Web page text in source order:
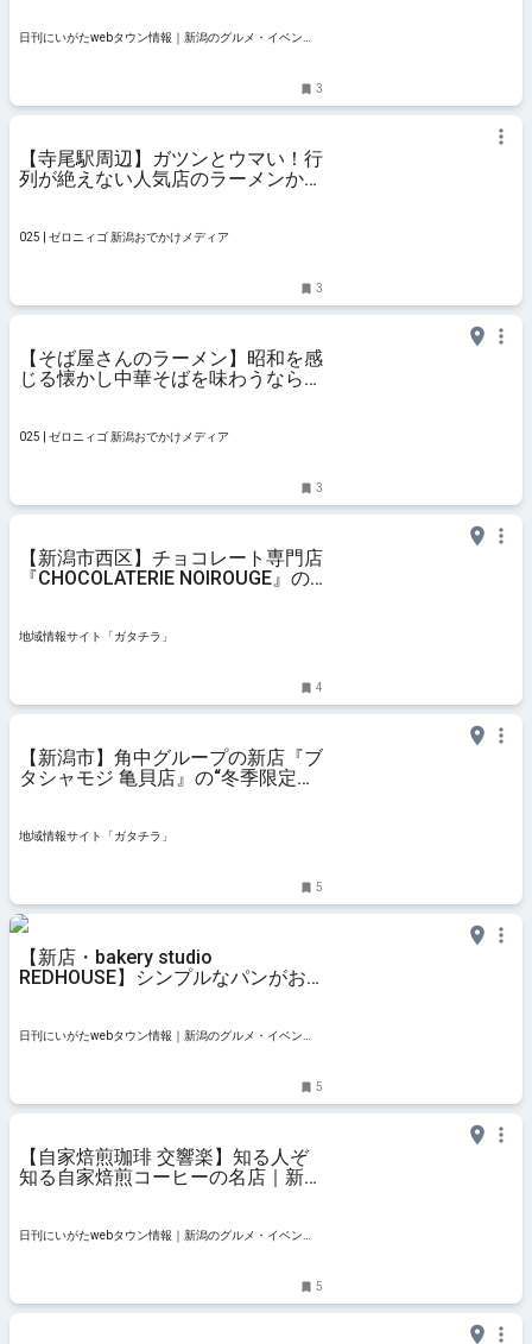
日刊にいがたwebタウン情報｜新潟のグルメ・イベン
3
【寺尾駅周辺】ガツンとウマい！行
列が絶えない人気店のラーメンから
り #まとめ #チャーハン #ディナー
025 | ゼロニィゴ 新潟おでかけメディア
3
【そば屋さんのラーメン】昭和を感
じる懐かし中華そばを味わうならコ
ぱり #ダシ #中華そば #出汁 #塩ラ
025 | ゼロニィゴ 新潟おでかけメディア
3
【新潟市西区】チョコレート専門店
『CHOCOLATERIE NOIROUGE』の
ガタチラ｜みんなでつくる街メディ
地域情報サイト「ガタチラ」
4
【新潟市】角中グループの新店『ブ
タシャモジ 亀貝店』の“冬季限定メ
情報サイト「ガタチラ」
地域情報サイト「ガタチラ」
5
【新店・bakery studio
REDHOUSE】シンプルなパンがお
レッドハウス
日刊にいがたwebタウン情報｜新潟のグルメ・イベン
5
【自家焙煎珈琲 交響楽】知る人ぞ
知る自家焙煎コーヒーの名店｜新潟
日刊にいがたwebタウン情報｜新潟のグルメ・イベン
5